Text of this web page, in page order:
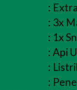
:
: 3x
: 1x
:Api
:
: